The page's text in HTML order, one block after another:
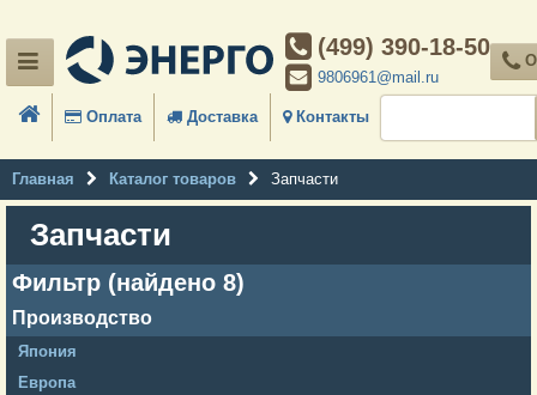
(499) 390-18-50
9806961@mail.ru
Оплата Доставка Контакты
Главная Каталог товаров Запчасти
Запчасти
Фильтр (найдено 8)
Производство
Япония
Европа